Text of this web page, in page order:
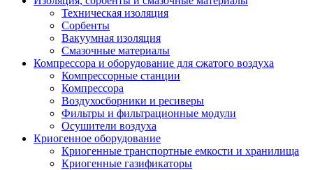
Техническая изоляция
Сорбенты
Вакуумная изоляция
Смазочные материалы
Компрессора и оборудование для сжатого воздуха
Компрессорные станции
Компрессора
Воздухосборники и ресиверы
Фильтры и фильтрационные модули
Осушители воздуха
Криогенное оборудование
Криогенные транспортные емкости и хранилища
Криогенные газификаторы